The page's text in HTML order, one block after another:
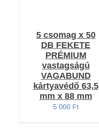
5 csomag x 50
DB FEKETE
PRÉMIUM
vastagságú
VAGABUND
kártyavédő 63,5
mm x 88 mm
5 000 Ft